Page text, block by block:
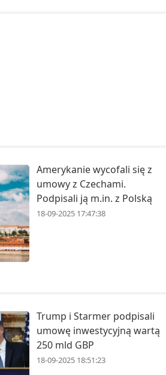
Amerykanie wycofali się z
umowy z Czechami.
Podpisali ją m.in. z Polską
18-09-2025 17:47:38
Trump i Starmer podpisali
umowę inwestycyjną wartą
250 mld GBP
18-09-2025 18:51:23